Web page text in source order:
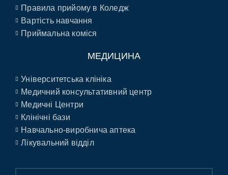
Правила прийому в Коледж
Вартість навчання
Приймальна коміся
МЕДИЦИНА
Університетська клініка
Медичний консультативний центр
Медичні Центри
Клінічні бази
Навчально-виробнича аптека
Лікувальний відділ